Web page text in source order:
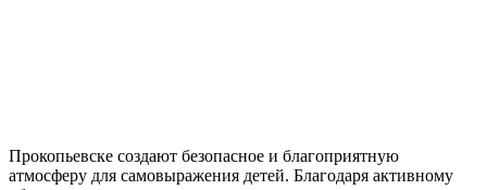
Прокопьевске создают безопасное и благоприятную
атмосферу для самовыражения детей. Благодаря активному